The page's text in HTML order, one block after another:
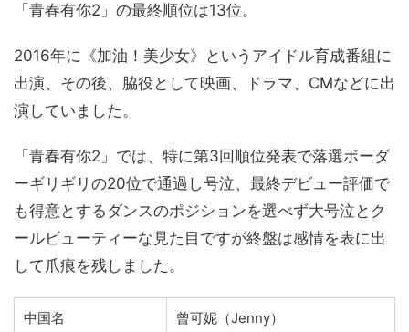
「青春有你2」の最終順位は13位。
2016年に《加油！美少女》というアイドル育成番組に
出演、その後、脇役として映画、ドラマ、CMなどに出
演していました。
「青春有你2」では、特に第3回順位発表で落選ボーダ
ーギリギリの20位で通過し号泣、最終デビュー評価で
も得意とするダンスのポジションを選べず大号泣とク
ールビューティーな見た目ですが終盤は感情を表に出
して爪痕を残しました。
中国名 曾可妮 （Jenny）